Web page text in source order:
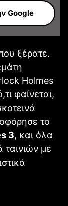
Νέας
Google
ξέρατε.
Holmes
φαίνεται,
το
3, και όλα
με